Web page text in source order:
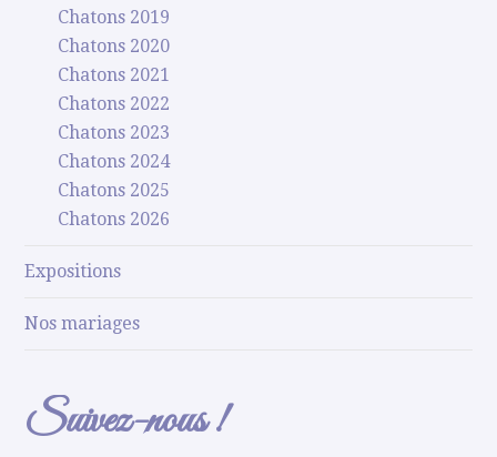
Chatons 2019
Chatons 2020
Chatons 2021
Chatons 2022
Chatons 2023
Chatons 2024
Chatons 2025
Chatons 2026
Expositions
Nos mariages
Suivez-nous !